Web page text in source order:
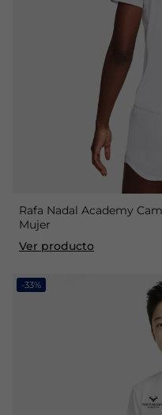
Rafa Nadal Academy
Mujer
Ver producto
-33%